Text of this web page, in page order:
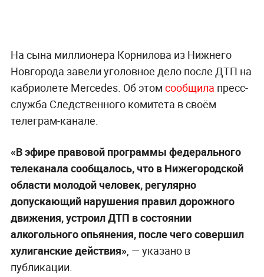
На сына миллионера Корнилова из Нижнего
Новгорода завели уголовное дело после ДТП на
кабриолете Mercedes. Об этом сообщила пресс-
служба Следственного комитета в своём
телеграм-канале.
«В эфире правовой программы федерального
телеканала сообщалось, что в Нижегородской
области молодой человек, регулярно
допускающий нарушения правил дорожного
движения, устроил ДТП в состоянии
алкогольного опьянения, после чего совершил
хулиганские действия», — указано в
публикации.